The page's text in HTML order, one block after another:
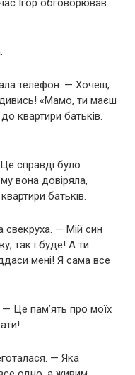
Ігор обговорював
телефон. — Хочеш,
«Мамо, ти маєш
квартири батьків.
справді було
вона довіряла,
батьків.
— Мій син
так і буде! А ти
мені! Я сама все
Це пам’ять про моїх
— Яка